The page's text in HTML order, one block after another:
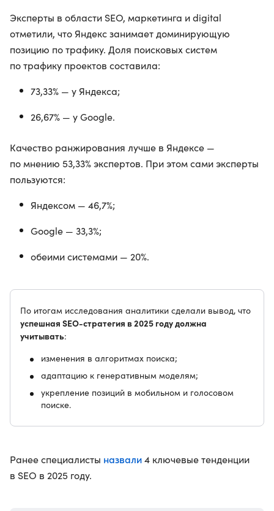
Эксперты в области SEO, маркетинга и digital
отметили, что Яндекс занимает доминирующую
позицию по трафику. Доля поисковых систем
по трафику проектов составила:
73,33% — у Яндекса;
26,67% — у Google.
Качество ранжирования лучше в Яндексе —
по мнению 53,33% экспертов. При этом сами эксперты
пользуются:
Яндексом — 46,7%;
Google — 33,3%;
обеими системами — 20%.
По итогам исследования аналитики сделали вывод, что
успешная SEO-стратегия в 2025 году должна
учитывать:
изменения в алгоритмах поиска;
адаптацию к генеративным моделям;
укрепление позиций в мобильном и голосовом
поиске.
Ранее специалисты назвали4 ключевые тенденции
в SEO в 2025 году.